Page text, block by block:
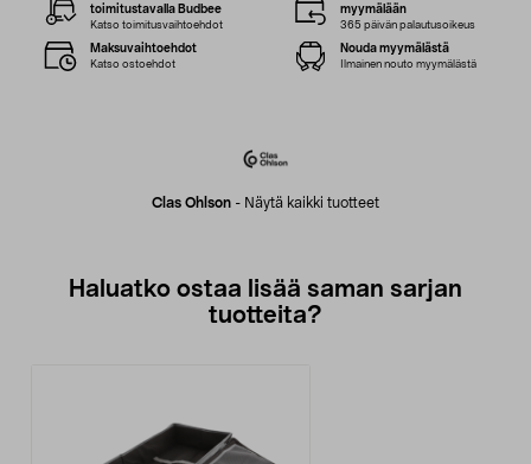
Clas Ohlson - Näytä kaikki tuotteet
toimitustavalla Budbee
Katso toimitusvaihtoehdot
myymälään
365 päivän palautusoikeus
Maksuvaihtoehdot
Katso ostoehdot
Nouda myymälästä
Ilmainen nouto myymälästä
Haluatko ostaa lisää saman sarjan
tuotteita?